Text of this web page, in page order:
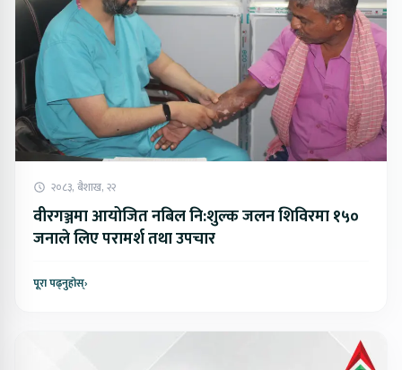
२०८३, बैशाख, २२
वीरगञ्जमा आयोजित नबिल नि:शुल्क जलन शिविरमा १५०
जनाले लिए परामर्श तथा उपचार
पूरा पढ्नुहोस्›